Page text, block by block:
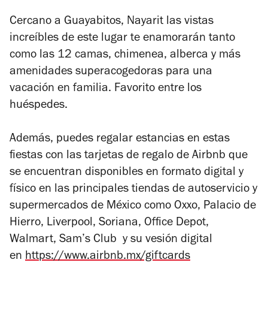
Cercano a Guayabitos, Nayarit las vistas
increíbles de este lugar te enamorarán tanto
como las 12 camas, chimenea, alberca y más
amenidades superacogedoras para una
vacación en familia. Favorito entre los
huéspedes.
Además, puedes regalar estancias en estas
fiestas con las tarjetas de regalo de Airbnb que
se encuentran disponibles en formato digital y
físico en las principales tiendas de autoservicio y
supermercados de México como Oxxo, Palacio de
Hierro, Liverpool, Soriana, Office Depot,
Walmart, Sam’s Club y su vesión digital
en https://www.airbnb.mx/giftcards